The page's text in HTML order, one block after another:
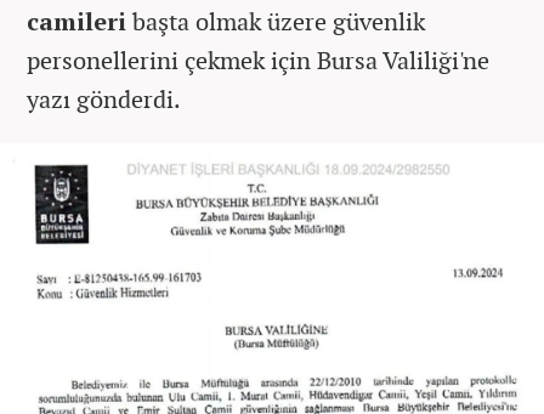
camileribaşta olmak üzere güvenlik
personellerini çekmek için Bursa Valiliği'ne
yazı gönderdi.